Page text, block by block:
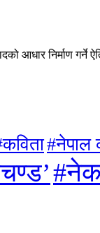
निर्माण गर्ने
#नेपाल